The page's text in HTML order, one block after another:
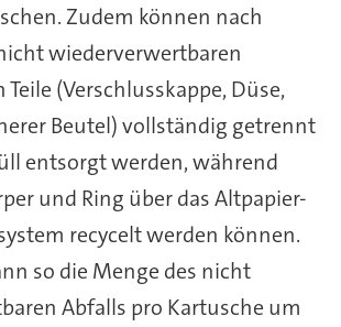
Zudem können nach
wiederverwertbaren
(Verschlusskappe, Düse,
Beutel) vollständig getrennt
entsorgt werden, während
und Ring über das Altpapier-
recycelt werden können.
so die Menge des nicht
Abfalls pro Kartusche um